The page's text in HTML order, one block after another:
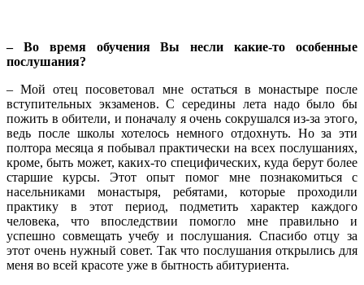
– Во время обучения Вы несли какие-то особенные
послушания?
– Мой отец посоветовал мне остаться в монастыре после
вступительных экзаменов. С середины лета надо было бы
пожить в обители, и поначалу я очень сокрушался из-за этого,
ведь после школы хотелось немного отдохнуть. Но за эти
полтора месяца я побывал практически на всех послушаниях,
кроме, быть может, каких-то специфических, куда берут более
старшие курсы. Этот опыт помог мне познакомиться с
насельниками монастыря, ребятами, которые проходили
практику в этот период, подметить характер каждого
человека, что впоследствии помогло мне правильно и
успешно совмещать учебу и послушания. Спасибо отцу за
этот очень нужный совет. Так что послушания открылись для
меня во всей красоте уже в бытность абитуриента.